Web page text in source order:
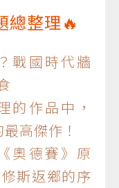
總整理🔥
戰國時代牆
作品中，
高傑作！
奧德賽》原
斯返鄉的序